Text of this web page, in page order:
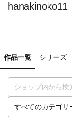
hanakinoko11
作品一覧 シリーズ